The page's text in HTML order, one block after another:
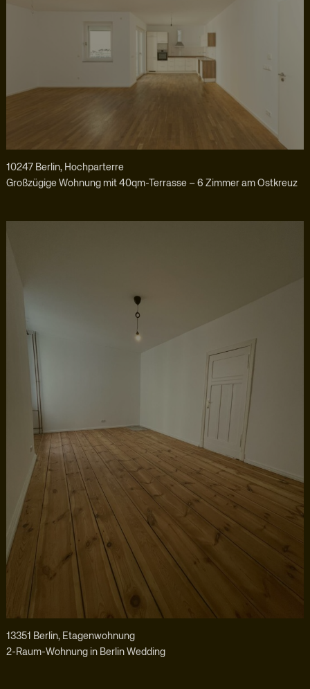
10247 Berlin, Hochparterre
Großzügige Wohnung mit 40qm-Terrasse – 6 Zimmer am Ostkreuz
13351 Berlin, Etagenwohnung
2-Raum-Wohnung in Berlin Wedding